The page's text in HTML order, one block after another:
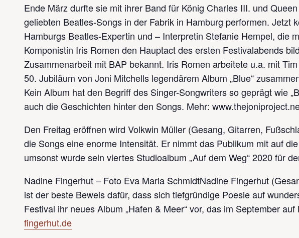
Ende März durfte sie mit ihrer Band für König Charles III. und
geliebten Beatles-Songs in der Fabrik in Hamburg performen.
Hamburgs Beatles-Expertin und – Interpretin Stefanie Hempel, die
Komponistin Iris Romen den Hauptact des ersten Festivalabends
Zusammenarbeit mit BAP bekannt. Iris Romen arbeitete u.a. mit
50. Jubiläum von Joni Mitchells legendärem Album „Blue“
Kein Album hat den Begriff des Singer-Songwriters so geprägt wie
auch die Geschichten hinter den Songs. Mehr:
Den Freitag eröffnen wird Volkwin Müller (Gesang, Gitarren,
die Songs eine enorme Intensität. Er nimmt das Publikum mit auf
umsonst wurde sein viertes Studioalbum „Auf dem Weg“ 2020 für
Nadine Fingerhut – Foto Eva Maria SchmidtNadine Fingerhut
ist der beste Beweis dafür, dass sich tiefgründige Poesie auf
Festival ihr neues Album „Hafen & Meer“ vor, das im September
fingerhut.de